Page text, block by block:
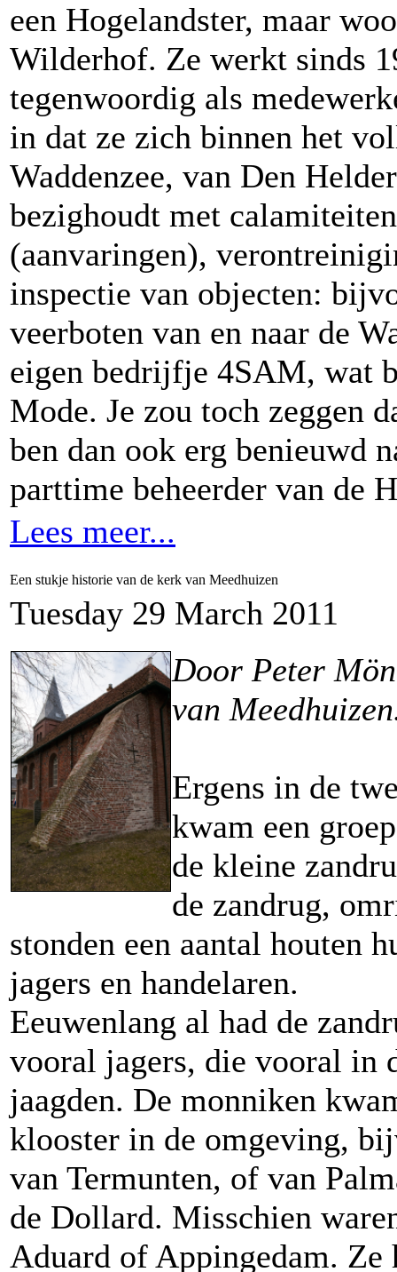
een Hogelandster, maar
Wilderhof. Ze werkt sinds
tegenwoordig als
in dat ze zich binnen het
Waddenzee, van Den
bezighoudt met
(aanvaringen),
inspectie van objecten:
veerboten van en naar de
eigen bedrijfje 4SAM, wat
Mode. Je zou toch zeggen
ben dan ook erg benieuwd
parttime beheerder van de
Lees meer...
Een stukje historie van de kerk van Meedhuizen
Tuesday 29 March 2011
Door Peter
van
Ergens in de
kwam een
de kleine
de zandrug,
stonden een aantal houten
jagers en handelaren.
Eeuwenlang al had de
vooral jagers, die vooral in
jaagden. De monniken
klooster in de omgeving,
van Termunten, of van
de Dollard. Misschien
Aduard of Appingedam. Ze